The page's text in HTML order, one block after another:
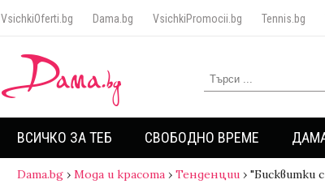
VsichkiOferti.bg Dama.bg VsichkiPromocii.bg Tennis.bg
ВСИЧКО ЗА ТЕБ СВОБОДНО ВРЕМЕ
Dama.bg › Мода и красота › Тенденции › "Бисквитки